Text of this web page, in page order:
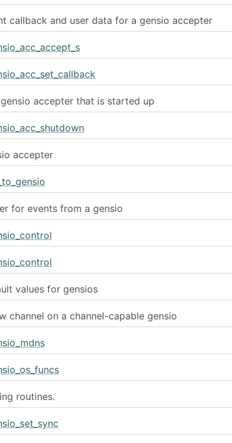
callback and user data for a gensio accepter
accepter that is started up
accepter
for events from a gensio
values for gensios
channel on a channel-capable gensio
routines.